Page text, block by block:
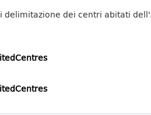
delimitazione dei centri abitati